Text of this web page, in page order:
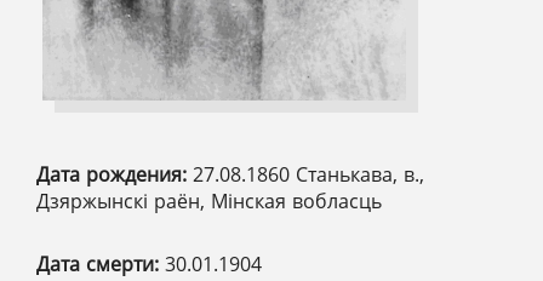
Дата рождения: 27.08.1860 Станькава, в.,
Дзяржынскі раён, Мінская вобласць
Дата смерти: 30.01.1904